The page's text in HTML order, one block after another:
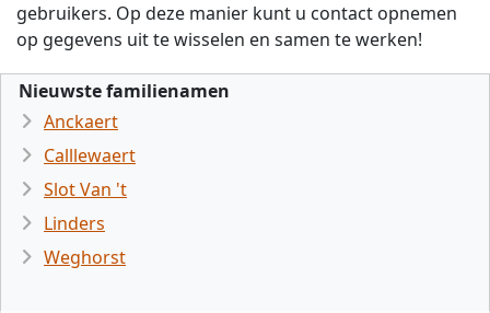
gebruikers. Op deze manier kunt u contact opnemen
op gegevens uit te wisselen en samen te werken!
Nieuwste familienamen
Anckaert
Calllewaert
Slot Van 't
Linders
Weghorst